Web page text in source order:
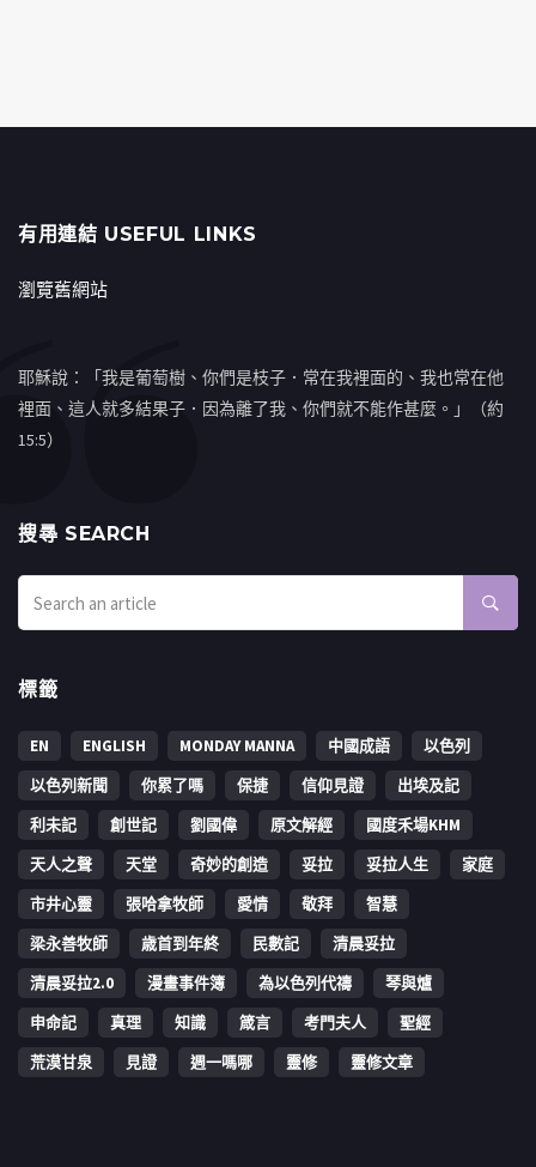
有用連結 USEFUL LINKS
瀏覽舊網站
耶穌說：「我是葡萄樹、你們是枝子．常在我裡面的、我也常在他
裡面、這人就多結果子．因為離了我、你們就不能作甚麼。」（約
15:5）
搜㝷 SEARCH
標籤
EN ENGLISH MONDAY MANNA 中國成語
以色列
以色列新聞
你累了嗎 保捷 信仰見證
出埃及記
利未記
創世記 劉國偉 原文解經
國度禾場KHM
天人之聲
天堂 奇妙的創造 妥拉 妥拉人生
家庭
市井心靈
張哈拿牧師 愛情 敬拜
智慧
梁永善牧師
歳首到年終 民數記
清晨妥拉
清晨妥拉2.0
漫畫事件簿 為以色列代禱
琴與爐
申命記
真理 知識 箴言 考門夫人
聖經
荒漠甘泉
見證 週一嗎哪 靈修 靈修文章